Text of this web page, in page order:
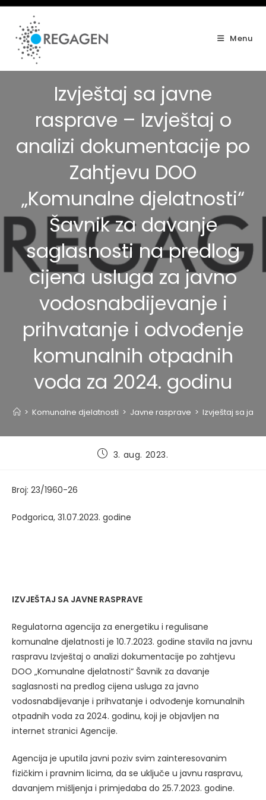
Skip
content
Menu
Izvještaj sa javne
rasprave – Izvještaj o
analizi dokumentacije po
Zahtjevu DOO
„Komunalne djelatnosti“
Šavnik za davanje
saglasnosti na predlog
cijena usluga za javno
vodosnabdijevanje i
prihvatanje i odvođenje
komunalnih otpadnih
voda za 2024. godinu
> Komunalne djelatnosti > Javne rasprave > Izvještaj sa
Post3. aug. 2023.
Broj: 23/1960-26
Podgorica, 31.07.2023. godine
IZVJEŠTAJ SA JAVNE RASPRAVE
Regulatorna agencija za energetiku i regulisane
komunalne djelatnosti je 10.7.2023. godine stavila na javnu
raspravu Izvještaj o analizi dokumentacije po zahtjevu
DOO „Komunalne djelatnosti“ Šavnik za davanje
saglasnosti na predlog cijena usluga za javno
vodosnabdijevanje i prihvatanje i odvođenje komunalnih
otpadnih voda za 2024. godinu, koji je objavljen na
internet stranici Agencije.
Agencija je uputila javni poziv svim zainteresovanim
fizičkim i pravnim licima, da se uključe u javnu raspravu,
davanjem mišljenja i primjedaba do 25.7.2023. godine.